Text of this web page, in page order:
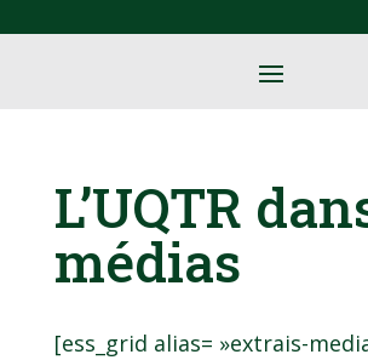
L’UQTR
médias
[ess_grid alias= »extrais-